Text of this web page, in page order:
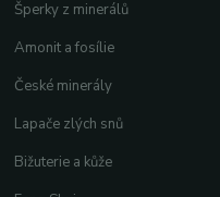
Šperky z minerálů
Amonit a fosílie
České minerály
Lapače zlých snů
Bižuterie a kůže